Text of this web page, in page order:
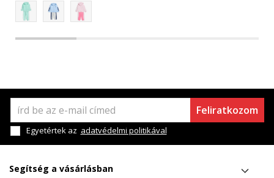
Feliratkozom
Egyetértek az adatvédelmi politikával
Segítség a vásárlásban